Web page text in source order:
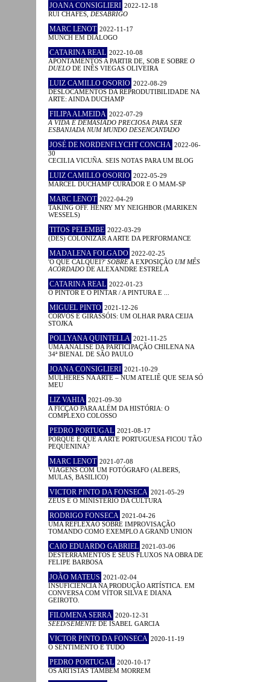
JOANA CONSIGLIERI 2022-12-18
RUI CHAFES, DESABRIGO
MARC LENOT 2022-11-17
MUNCH EM DIÁLOGO
CATARINA REAL 2022-10-08
APONTAMENTOS A PARTIR DE, SOB E SOBRE O
DUELO DE INÊS VIEGAS OLIVEIRA
LUIZ CAMILLO OSORIO 2022-08-29
DESLOCAMENTOS DA REPRODUTIBILIDADE NA
ARTE: AINDA DUCHAMP
FILIPA ALMEIDA 2022-07-29
A VIDA É DEMASIADO PRECIOSA PARA SER
ESBANJADA NUM MUNDO DESENCANTADO
JOSÉ DE NORDENFLYCHT CONCHA 2022-06-
30
CECILIA VICUÑA. SEIS NOTAS PARA UM BLOG
LUIZ CAMILLO OSORIO 2022-05-29
MARCEL DUCHAMP CURADOR E O MAM-SP
MARC LENOT 2022-04-29
TAKING OFF. HENRY MY NEIGHBOR (MARIKEN
WESSELS)
TITOS PELEMBE 2022-03-29
(DES) COLONIZAR A ARTE DA PERFORMANCE
MADALENA FOLGADO 2022-02-25
'O QUE CALQUEI?' SOBRE A EXPOSIÇÃO UM MÊS
ACORDADO DE ALEXANDRE ESTRELA
CATARINA REAL 2022-01-23
O PINTOR E O PINTAR / A PINTURA E ...
MIGUEL PINTO 2021-12-26
CORVOS E GIRASSÓIS: UM OLHAR PARA CEIJA
STOJKA
POLLYANA QUINTELLA 2021-11-25
UMA ANÁLISE DA PARTICIPAÇÃO CHILENA NA
34ª BIENAL DE SÃO PAULO
JOANA CONSIGLIERI 2021-10-29
MULHERES NA ARTE – NUM ATELIÊ QUE SEJA SÓ
MEU
LIZ VAHIA 2021-09-30
A FICÇÃO PARA ALÉM DA HISTÓRIA: O
COMPLEXO COLOSSO
PEDRO PORTUGAL 2021-08-17
PORQUE É QUE A ARTE PORTUGUESA FICOU TÃO
PEQUENINA?
MARC LENOT 2021-07-08
VIAGENS COM UM FOTÓGRAFO (ALBERS,
MULAS, BASILICO)
VICTOR PINTO DA FONSECA 2021-05-29
ZEUS E O MINISTÉRIO DA CULTURA
RODRIGO FONSECA 2021-04-26
UMA REFLEXÃO SOBRE IMPROVISAÇÃO
TOMANDO COMO EXEMPLO A GRAND UNION
CAIO EDUARDO GABRIEL 2021-03-06
DESTERRAMENTOS E SEUS FLUXOS NA OBRA DE
FELIPE BARBOSA
JOÃO MATEUS 2021-02-04
INSUFICIÊNCIA NA PRODUÇÃO ARTÍSTICA. EM
CONVERSA COM VÍTOR SILVA E DIANA
GEIROTO.
FILOMENA SERRA 2020-12-31
SEED/SEMENTE DE ISABEL GARCIA
VICTOR PINTO DA FONSECA 2020-11-19
O SENTIMENTO É TUDO
PEDRO PORTUGAL 2020-10-17
OS ARTISTAS TAMBÉM MORREM